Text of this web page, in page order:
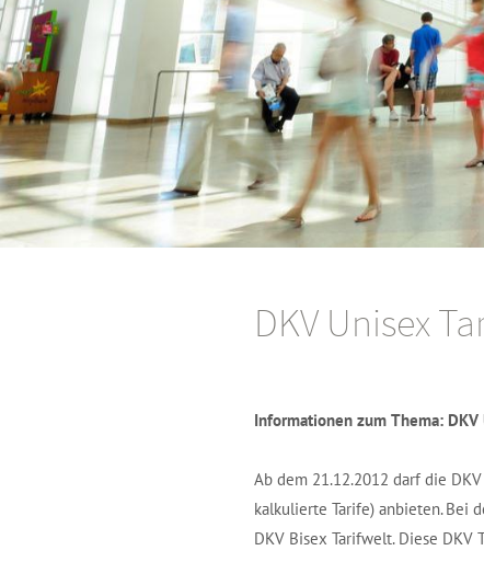
DKV Unisex
Informationen zum Thema: DKV
Ab dem 21.12.2012 darf die
kalkulierte Tarife) anbieten. Bei
DKV Bisex Tarifwelt. Diese